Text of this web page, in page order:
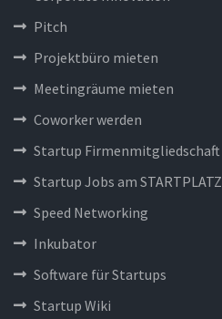
Pitch
Projektbüro mieten
Meetingräume mieten
Coworker werden
Startup Firmenmitgliedschaft
Startup Jobs am STARTPLATZ
Speed Networking
Inkubator
Software für Startups
Startup Wiki